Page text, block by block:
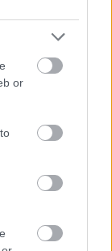
or
ամրոցում
շատ